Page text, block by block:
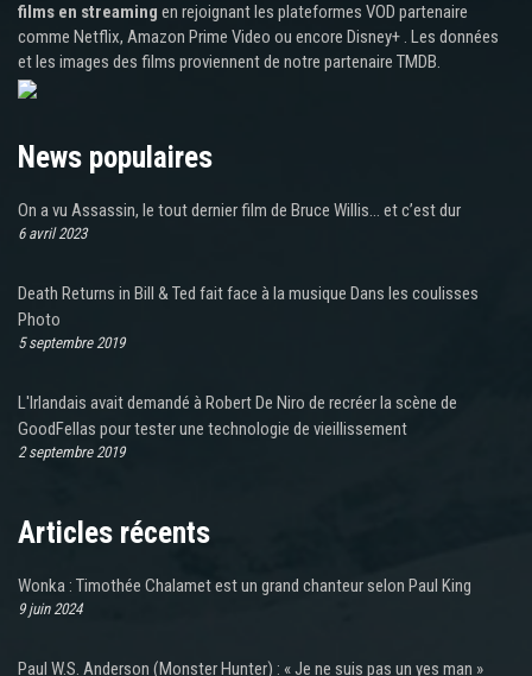
films en streaming en rejoignant les plateformes VOD partenaire
comme Netflix, Amazon Prime Video ou encore Disney+ . Les données
et les images des films proviennent de notre partenaire TMDB.
News populaires
On a vu Assassin, le tout dernier film de Bruce Willis… et c’est dur
6 avril 2023
Death Returns in Bill & Ted fait face à la musique Dans les coulisses
Photo
5 septembre 2019
L'Irlandais avait demandé à Robert De Niro de recréer la scène de
GoodFellas pour tester une technologie de vieillissement
2 septembre 2019
Articles récents
Wonka : Timothée Chalamet est un grand chanteur selon Paul King
9 juin 2024
Paul W.S. Anderson (Monster Hunter) : « Je ne suis pas un yes man »